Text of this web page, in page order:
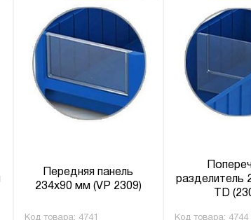
Передняя панель
234х90 мм (VP 2309)
Код товара: 4741
разделитель
TD
Код товара: 4744